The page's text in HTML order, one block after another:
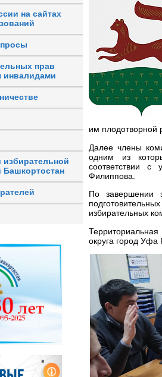
на сайтах
прав
инвалидами
избирательной
Башкортостан
им плодотворной
Далее члены
одним из
соответствии с
Филиппова.
По завершении
избирательных
округа город Уфа